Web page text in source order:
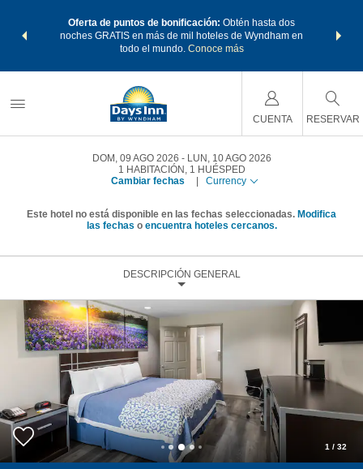
Oferta de puntos de bonificación:Obtén hasta dos
noches GRATIS en más de mil hoteles de Wyndham en
todo el mundo. Conoce más
de viaje
CUENTA RESERVAR
DOM, 09 AGO 2026
LUN, 10 AGO 2026
1 HABITACIÓN , 1 HUÉSPED
Cambiar fechas
Currency
Este hotel no está disponible en las fechas seleccionadas. Modifica
las fechas o encuentra hoteles cercanos.
DESCRIPCIÓN GENERAL
1 / 32